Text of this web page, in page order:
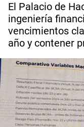
El Palacio de
ingeniería
vencimientos
año y contener